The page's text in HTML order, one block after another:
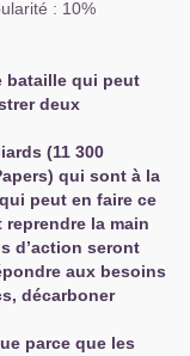
: 10%
bataille qui peut
deux
(11 300
qui sont à la
peut en faire ce
la main
d’action seront
aux besoins
décarboner
parce que les